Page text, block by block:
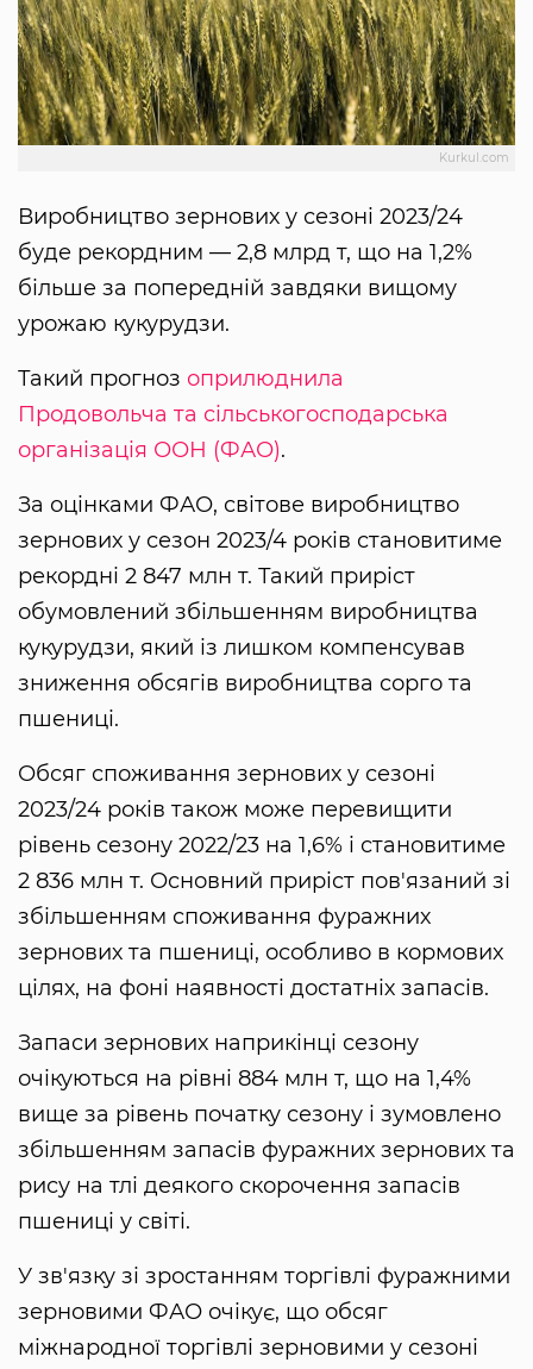
Kurkul.com
Виробництво зернових у сезоні 2023/24
буде рекордним — 2,8 млрд т, що на 1,2%
більше за попередній завдяки вищому
урожаю кукурудзи.
Такий прогноз оприлюднила
Продовольча та сільськогосподарська
організація ООН (ФАО).
За оцінками ФАО, світове виробництво
зернових у сезон 2023/4 років становитиме
рекордні 2 847 млн ​​т. Такий приріст
обумовлений збільшенням виробництва
кукурудзи, який із лишком компенсував
зниження обсягів виробництва сорго та
пшениці.
Обсяг споживання зернових у сезоні
2023/24 років також може перевищити
рівень сезону 2022/23 на 1,6% і становитиме
2 836 млн т. Основний приріст пов'язаний зі
збільшенням споживання фуражних
зернових та пшениці, особливо в кормових
цілях, на фоні наявності достатніх запасів.
Запаси зернових наприкінці сезону
очікуються на рівні 884 млн т, що на 1,4%
вище за рівень початку сезону і зумовлено
збільшенням запасів фуражних зернових та
рису на тлі деякого скорочення запасів
пшениці у світі.
У зв'язку зі зростанням торгівлі фуражними
зерновими ФАО очікує, що обсяг
міжнародної торгівлі зерновими у сезоні